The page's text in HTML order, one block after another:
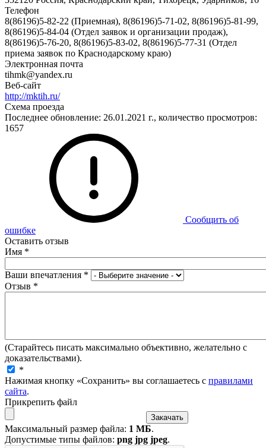
Телефон
8(86196)5-82-22 (Приемная), 8(86196)5-71-02, 8(86196)5-81-99,
8(86196)5-84-04 (Отдел заявок и организации продаж),
8(86196)5-76-20, 8(86196)5-83-02, 8(86196)5-77-31 (Отдел
приема заявок по Краснодарскому краю)
Электронная почта
tihmk@yandex.ru
Веб-сайт
http://mktih.ru/
Схема проезда
Последнее обновление: 26.01.2021 г., количество просмотров:
1657
Сообщить об
ошибке
Оставить отзыв
Имя *
Ваши впечатления *
Отзыв *
(Старайтесь писать максимально объективно, желательно с
доказательствами).
*
Нажимая кнопку «Сохранить» вы соглашаетесь с правилами
сайта.
Прикрепить файл
Максимальный размер файла: 1 МБ.
Допустимые типы файлов: png jpg jpeg.